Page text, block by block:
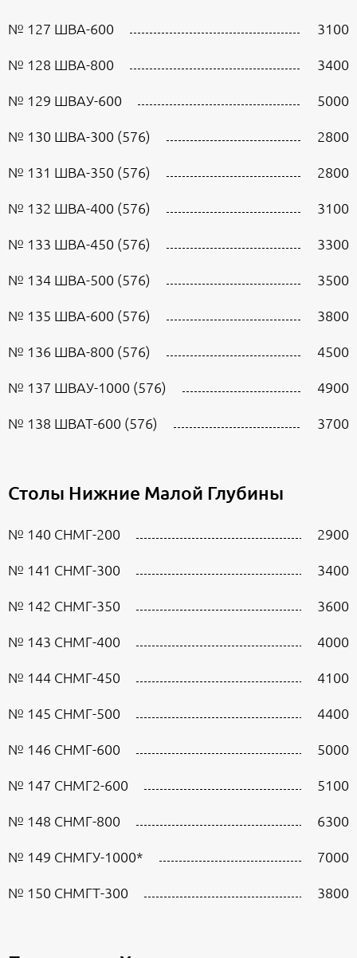
№ 127 ШВА-600
3100
№ 128 ШВА-800
3400
№ 129 ШВАУ-600
5000
№ 130 ШВА-300 (576)
2800
№ 131 ШВА-350 (576)
2800
№ 132 ШВА-400 (576)
3100
№ 133 ШВА-450 (576)
3300
№ 134 ШВА-500 (576)
3500
№ 135 ШВА-600 (576)
3800
№ 136 ШВА-800 (576)
4500
№ 137 ШВАУ-1000 (576)
4900
№ 138 ШВАТ-600 (576)
3700
Столы Нижние Малой Глубины
№ 140 СНМГ-200
2900
№ 141 СНМГ-300
3400
№ 142 СНМГ-350
3600
№ 143 СНМГ-400
4000
№ 144 СНМГ-450
4100
№ 145 СНМГ-500
4400
№ 146 СНМГ-600
5000
№ 147 СНМГ2-600
5100
№ 148 СНМГ-800
6300
№ 149 СНМГУ-1000*
7000
№ 150 СНМГТ-300
3800